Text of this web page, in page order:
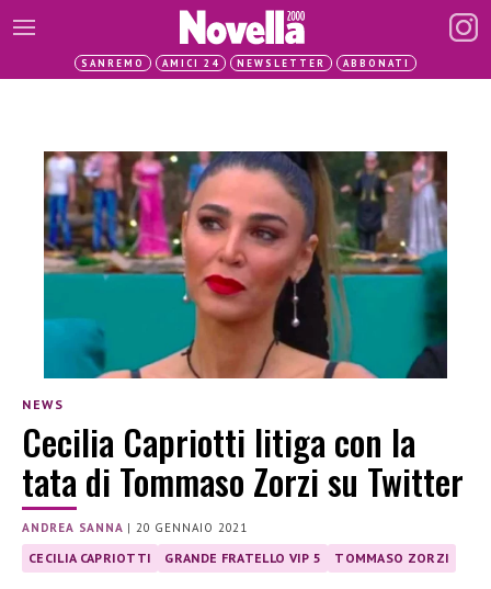
SANREMO AMICI 24 NEWSLETTER ABBONATI
NEWS
Cecilia Capriotti litiga con la
tata di Tommaso Zorzi su Twitter
ANDREA SANNA |20 GENNAIO 2021
CECILIA CAPRIOTTI GRANDE FRATELLO VIP 5 TOMMASO ZORZI